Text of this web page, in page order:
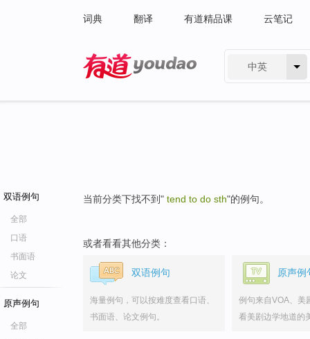
词典 翻译 有道精品课 云笔记
中英
双语例句
全部
口语
书面语
论文
原声例句
全部
当前分类下找不到" tend to do sth"的例句。
或者看看其他分类：
双语例句
海量例句，可以按难度查看口语、
书面语、论文例句。
原声例
例句来自VOA、美
看美剧边学地道的